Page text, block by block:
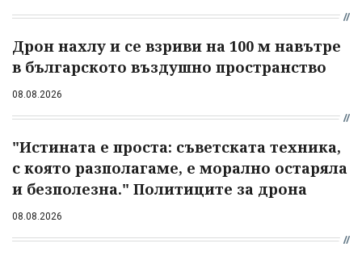
Дрон нахлу и се взриви на 100 м навътре
в българското въздушно пространство
08.08.2026
"Истината е проста: съветската техника,
с която разполагаме, е морално остаряла
и безполезна." Политиците за дрона
08.08.2026